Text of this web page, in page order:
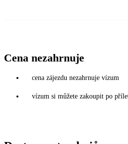
Cena nezahrnuje
cena zájezdu nezahrnuje vízum
vízum si můžete zakoupit po